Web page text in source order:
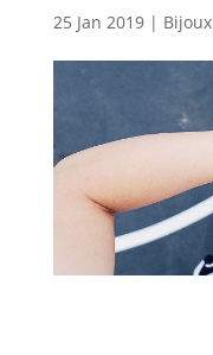
25 Jan 2019| Bijoux